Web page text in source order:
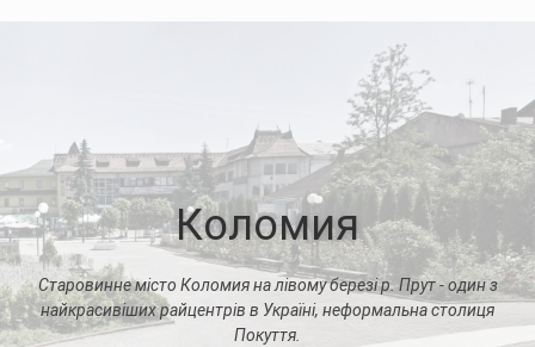
Коломия
Старовинне місто Коломия на лівому березі р. Прут - один з
найкрасивіших райцентрів в Україні, неформальна столиця
Покуття.